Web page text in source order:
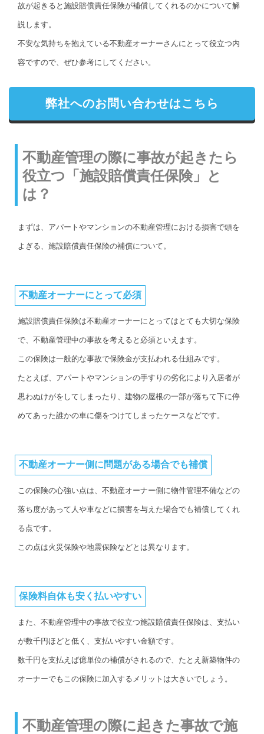
故が起きると施設賠償責任保険が補償してくれるのかについて解
説します。
不安な気持ちを抱えている不動産オーナーさんにとって役立つ内
容ですので、ぜひ参考にしてください。
弊社へのお問い合わせはこちら
不動産管理の際に事故が起きたら
役立つ「施設賠償責任保険」と
は？
まずは、アパートやマンションの不動産管理における損害で頭を
よぎる、施設賠償責任保険の補償について。
不動産オーナーにとって必須
施設賠償責任保険は不動産オーナーにとってはとても大切な保険
で、不動産管理中の事故を考えると必須といえます。
この保険は一般的な事故で保険金が支払われる仕組みです。
たとえば、アパートやマンションの手すりの劣化により入居者が
思わぬけがをしてしまったり、建物の屋根の一部が落ちて下に停
めてあった誰かの車に傷をつけてしまったケースなどです。
不動産オーナー側に問題がある場合でも補償
この保険の心強い点は、不動産オーナー側に物件管理不備などの
落ち度があって人や車などに損害を与えた場合でも補償してくれ
る点です。
この点は火災保険や地震保険などとは異なります。
保険料自体も安く払いやすい
また、不動産管理中の事故で役立つ施設賠償責任保険は、支払い
が数千円ほどと低く、支払いやすい金額です。
数千円を支払えば億単位の補償がされるので、たとえ新築物件の
オーナーでもこの保険に加入するメリットは大きいでしょう。
不動産管理の際に起きた事故で施